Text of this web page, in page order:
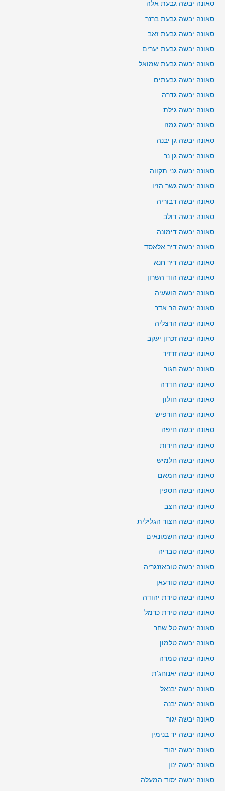
סאונה יבשה גבעת אלה
סאונה יבשה גבעת ברנר
סאונה יבשה גבעת זאב
סאונה יבשה גבעת יערים
סאונה יבשה גבעת שמואל
סאונה יבשה גבעתים
סאונה יבשה גדרה
סאונה יבשה גילת
סאונה יבשה גמזו
סאונה יבשה גן יבנה
סאונה יבשה גן נר
סאונה יבשה גני תקווה
סאונה יבשה גשר הזיו
סאונה יבשה דבוריה
סאונה יבשה דולב
סאונה יבשה דימונה
סאונה יבשה דיר אלאסד
סאונה יבשה דיר חנא
סאונה יבשה הוד השרון
סאונה יבשה הושעיה
סאונה יבשה הר אדר
סאונה יבשה הרצליה
סאונה יבשה זכרון יעקב
סאונה יבשה זרזיר
סאונה יבשה חגור
סאונה יבשה חדרה
סאונה יבשה חולון
סאונה יבשה חורפיש
סאונה יבשה חיפה
סאונה יבשה חירות
סאונה יבשה חלמיש
סאונה יבשה חמאם
סאונה יבשה חספין
סאונה יבשה חצב
סאונה יבשה חצור הגלילית
סאונה יבשה חשמונאים
סאונה יבשה טבריה
סאונה יבשה טובאזנגריה
סאונה יבשה טורעאן
סאונה יבשה טירת יהודה
סאונה יבשה טירת כרמל
סאונה יבשה טל שחר
סאונה יבשה טלמון
סאונה יבשה טמרה
סאונה יבשה יאנוחג'ת
סאונה יבשה יבנאל
סאונה יבשה יבנה
סאונה יבשה יגור
סאונה יבשה יד בנימין
סאונה יבשה יהוד
סאונה יבשה ינון
סאונה יבשה יסוד המעלה